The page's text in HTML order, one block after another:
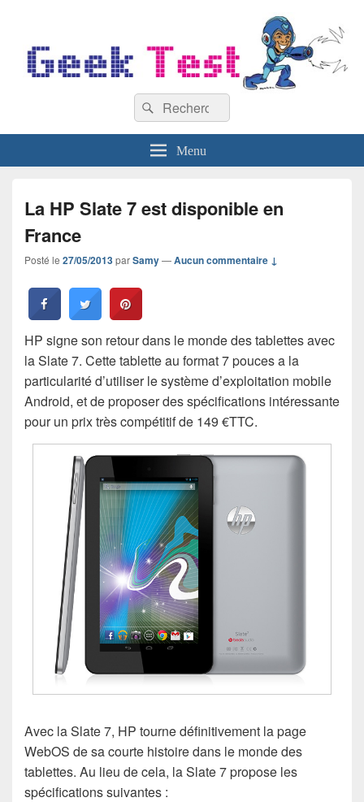
Recherche :
Rechercher
Menu
La HP Slate 7 est disponible en
France
Posté le 27/05/2013parSamy—Aucun commentaire ↓
HP signe son retour dans le monde des tablettes avec
la Slate 7. Cette tablette au format 7 pouces a la
particularité d’utiliser le système d’exploitation mobile
Android, et de proposer des spécifications intéressante
pour un prix très compétitif de 149 €TTC.
Avec la Slate 7, HP tourne définitivement la page
WebOS de sa courte histoire dans le monde des
tablettes. Au lieu de cela, la Slate 7 propose les
spécifications suivantes :